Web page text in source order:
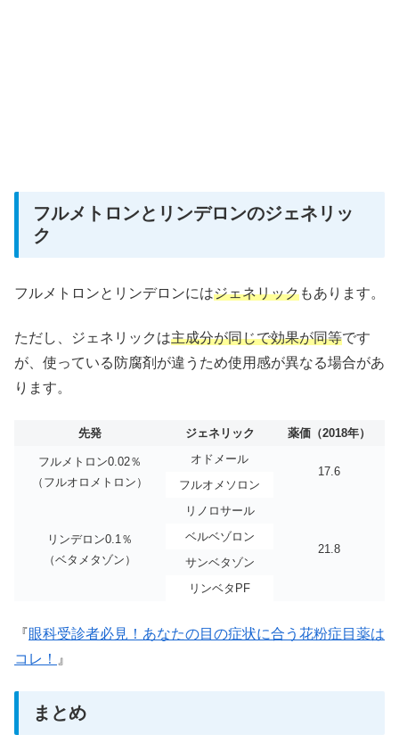
フルメトロンとリンデロンのジェネリッ
ク
フルメトロンとリンデロンにはジェネリックもあります。
ただし、ジェネリックは主成分が同じで効果が同等です
が、使っている防腐剤が違うため使用感が異なる場合があ
ります。
先発 ジェネリック 薬価（2018年）
フルメトロン0.02％
（フルオロメトロン）
オドメール
17.6
フルオメソロン
リンデロン0.1％
（ベタメタゾン）
リノロサール
21.8
ベルベゾロン
サンベタゾン
リンベタPF
『眼科受診者必見！あなたの目の症状に合う花粉症目薬は
コレ！
』
まとめ